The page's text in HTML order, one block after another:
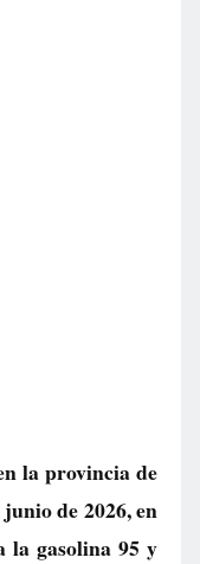
la provincia de
de 2026, en
la gasolina 95 y